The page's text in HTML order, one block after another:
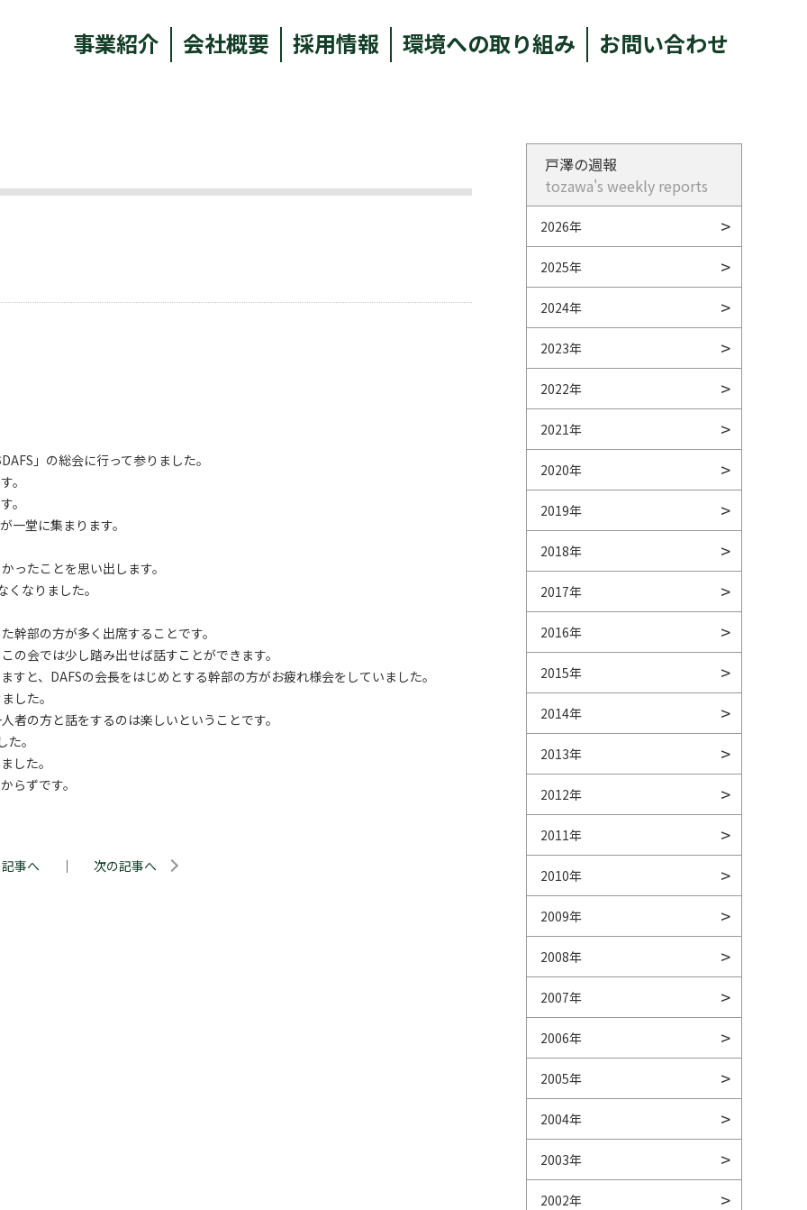
事業紹介 会社概要 採用情報 環境への取り組み お問い合わせ
」の総会に行って参りました。
。
。
一堂に集まります。
ったことを思い出します。
なりました。
幹部の方が多く出席することです。
の会では少し踏み出せば話すことができます。
と、DAFSの会長をはじめとする幹部の方がお疲れ様会をしていました。
した。
者の方と話をするのは楽しいということです。
。
した。
らずです。
事へ ｜ 次の記事へ
戸澤の週報
tozawa's weekly reports
2026年
2025年
2024年
2023年
2022年
2021年
2020年
2019年
2018年
2017年
2016年
2015年
2014年
2013年
2012年
2011年
2010年
2009年
2008年
2007年
2006年
2005年
2004年
2003年
2002年